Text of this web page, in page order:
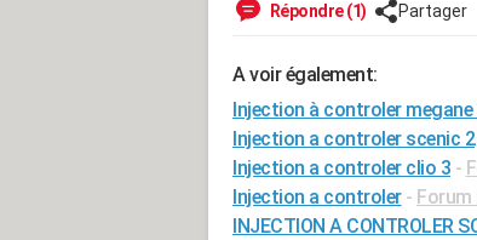
Répondre (1) Partager
A voir également:
Injection à controler megane
Injection a controler scenic 2
Injection a controler clio 3 -
Injection a controler - Forum
INJECTION A CONTROLER